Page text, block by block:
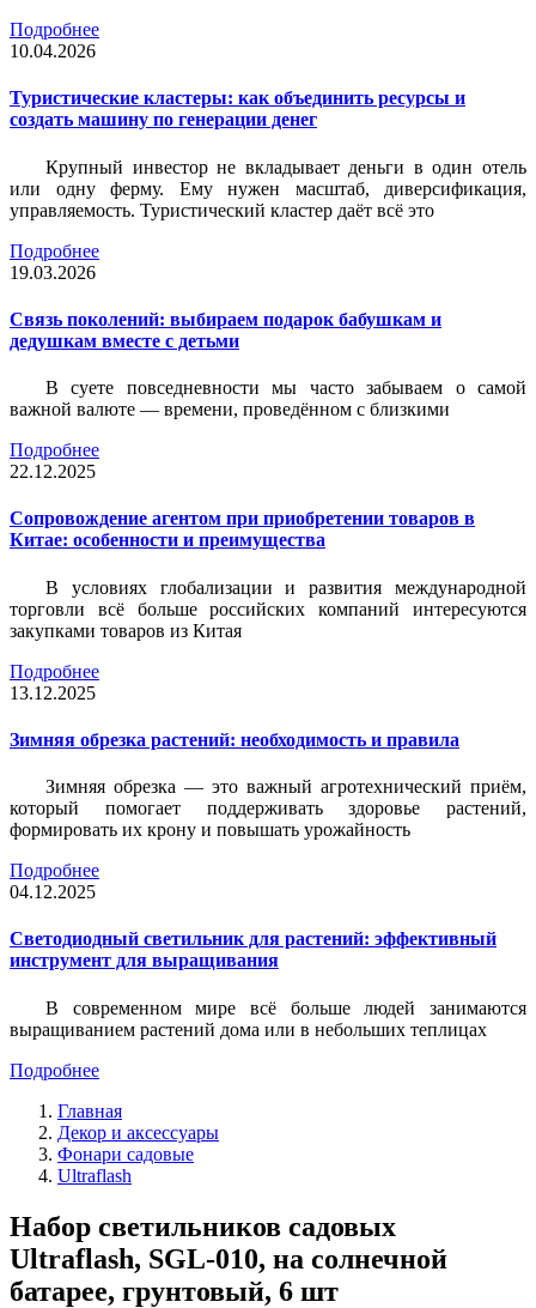
Подробнее
10.04.2026
Туристические кластеры: как объединить ресурсы и
создать машину по генерации денег
Крупный инвестор не вкладывает деньги в один отель
или одну ферму. Ему нужен масштаб, диверсификация,
управляемость. Туристический кластер даёт всё это
Подробнее
19.03.2026
Связь поколений: выбираем подарок бабушкам и
дедушкам вместе с детьми
В суете повседневности мы часто забываем о самой
важной валюте — времени, проведённом с близкими
Подробнее
22.12.2025
Сопровождение агентом при приобретении товаров в
Китае: особенности и преимущества
В условиях глобализации и развития международной
торговли всё больше российских компаний интересуются
закупками товаров из Китая
Подробнее
13.12.2025
Зимняя обрезка растений: необходимость и правила
Зимняя обрезка — это важный агротехнический приём,
который помогает поддерживать здоровье растений,
формировать их крону и повышать урожайность
Подробнее
04.12.2025
Светодиодный светильник для растений: эффективный
инструмент для выращивания
В современном мире всё больше людей занимаются
выращиванием растений дома или в небольших теплицах
Подробнее
Главная
Декор и аксессуары
Фонари садовые
Ultraflash
Набор светильников садовых
Ultraflash, SGL-010, на солнечной
батарее, грунтовый, 6 шт